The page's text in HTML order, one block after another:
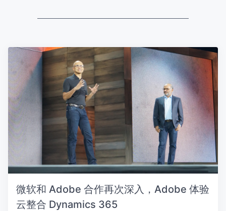
微软和 Adobe 合作再次深入，Adobe 体验
云整合 Dynamics 365